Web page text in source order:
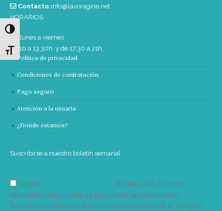
Alternar alto contraste
Alternar tamaño de letra
Contacto:info@lavoragine.net
HORARIOS
De lunes a viernes
de 10 a 13:30h. y de 17:30 a 21h.
Política de privacidad
Condiciones de contratación
Pago seguro
Atención a la usuaria
¿Donde estamos?
Suscribirse a nuestro boletín semanal
Acepto
Su dirección de correo
electrónico solo se utiliza para enviarle nuestro boletín
informativo e información sobre las actividades de la Vorágine.